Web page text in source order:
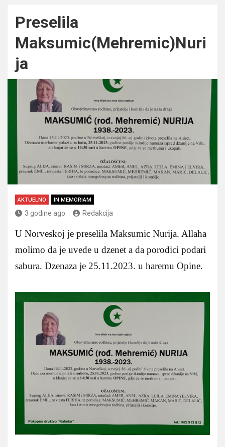
Preselila
Maksumic(Mehremic)Nuri
ja
AKTUELNO IN MEMORIAM
3 godine ago Redakcija
U Norveskoj je preselila Maksumic Nurija. Allaha
molimo da je uvede u dzenet a da porodici podari
sabura. Dzenaza je 25.11.2023. u haremu Opine.